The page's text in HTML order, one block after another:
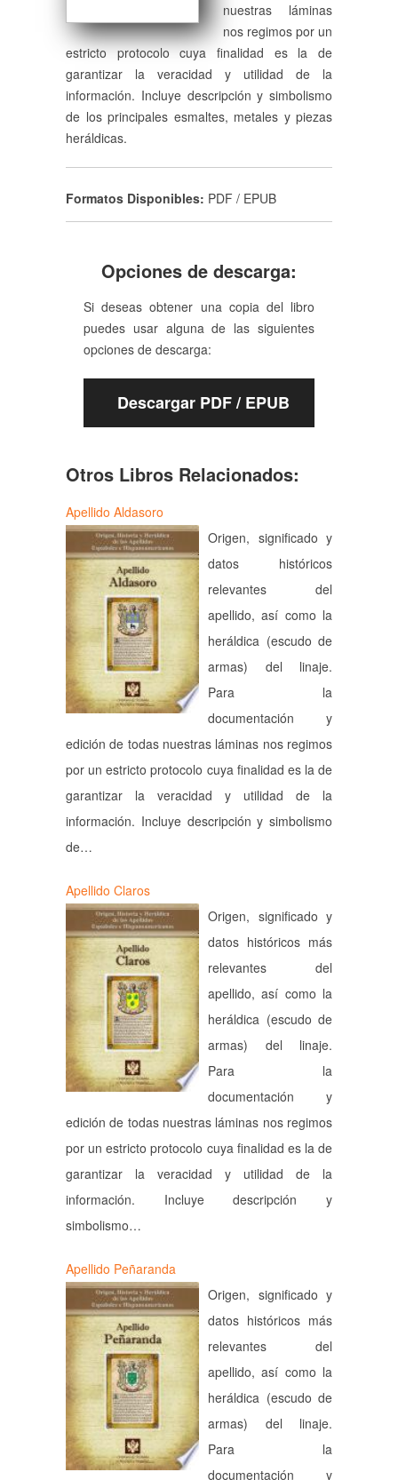
nuestras láminas
nos regimos por un
estricto protocolo cuya finalidad es la de
garantizar la veracidad y utilidad de la
información. Incluye descripción y simbolismo
de los principales esmaltes, metales y piezas
heráldicas.
Formatos Disponibles: PDF / EPUB
Opciones de descarga:
Si deseas obtener una copia del libro
puedes usar alguna de las siguientes
opciones de descarga:
Descargar PDF / EPUB
Otros Libros Relacionados:
Apellido Aldasoro
Origen, significado y
datos históricos
relevantes del
apellido, así como la
heráldica (escudo de
armas) del linaje.
Para la
documentación y
edición de todas nuestras láminas nos regimos
por un estricto protocolo cuya finalidad es la de
garantizar la veracidad y utilidad de la
información. Incluye descripción y simbolismo
de…
Apellido Claros
Origen, significado y
datos históricos más
relevantes del
apellido, así como la
heráldica (escudo de
armas) del linaje.
Para la
documentación y
edición de todas nuestras láminas nos regimos
por un estricto protocolo cuya finalidad es la de
garantizar la veracidad y utilidad de la
información. Incluye descripción y
simbolismo…
Apellido Peñaranda
Origen, significado y
datos históricos más
relevantes del
apellido, así como la
heráldica (escudo de
armas) del linaje.
Para la
documentación y